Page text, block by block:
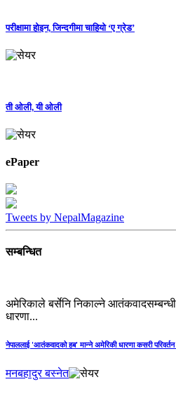
परीक्षामा होइन, जिन्दगीमा चाहियो ‘ए ग्रेड’
ती ओली, यी ओली
ePaper
Tweets by NepalMagazine
सम्बन्धित
अमेरिकाले बर्सेनि निकाल्ने
धारणा...
नेपाललाई 'आतंकवादको हब' मान्‍ने अमेरिकी धारणा कसरी परिवर्तन
मनबहादुर बस्नेत